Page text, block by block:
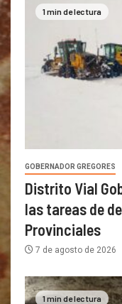
1 min de lectura
GOBERNADOR GREGORES
Distrito Vial
las tareas de
Provinciales
7 de agosto de 2026
1 min de lectura